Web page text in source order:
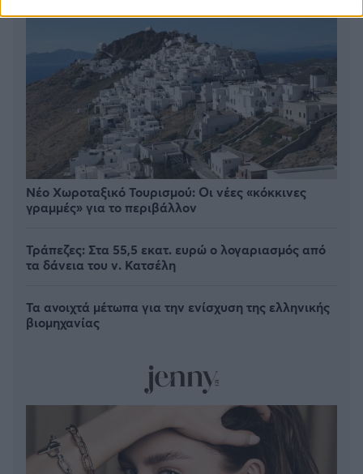
Νέο Χωροταξικό Τουρισμού: Οι νέες «κόκκινες
γραμμές» για το περιβάλλον
Τράπεζες: Στα 55,5 εκατ. ευρώ ο λογαριασμός από
τα δάνεια του ν. Κατσέλη
Τα ανοιχτά μέτωπα για την ενίσχυση της ελληνικής
βιομηχανίας